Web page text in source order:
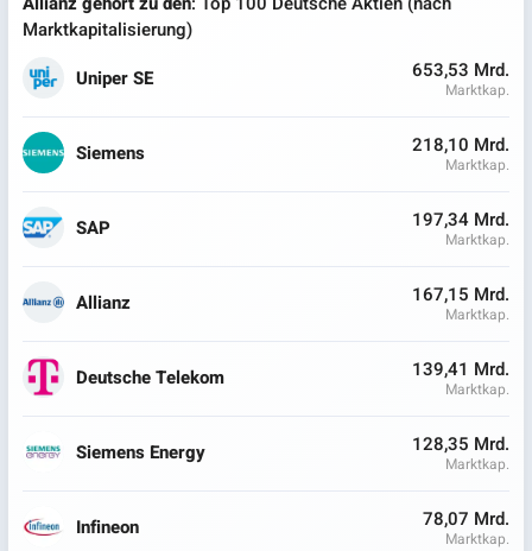
Marktkapitalisierung)
Uniper SE
653,53 Mrd.
Marktkap.
Siemens 218,10 Mrd.
Marktkap.
SAP 197,34 Mrd.
Marktkap.
Allianz 167,15 Mrd.
Marktkap.
Deutsche Telekom 139,41 Mrd.
Marktkap.
Siemens Energy 128,35 Mrd.
Marktkap.
Infineon 78,07 Mrd.
Marktkap.